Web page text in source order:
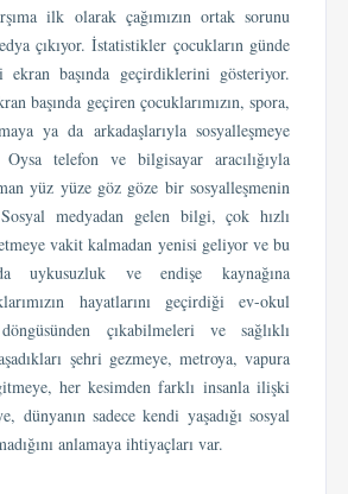
ilk olarak çağımızın ortak sorunu
çıkıyor. İstatistikler çocukların günde
başında geçirdiklerini gösteriyor.
başında geçiren çocuklarımızın, spora,
ya da arkadaşlarıyla sosyalleşmeye
Oysa telefon ve bilgisayar aracılığıyla
yüz yüze göz göze bir sosyalleşmenin
medyadan gelen bilgi, çok hızlı
vakit kalmadan yenisi geliyor ve bu
uykusuzluk ve endişe kaynağına
hayatlarını geçirdiği ev-okul
çıkabilmeleri ve sağlıklı
şehri gezmeye, metroya, vapura
her kesimden farklı insanla ilişki
dünyanın sadece kendi yaşadığı sosyal
anlamaya ihtiyaçları var.